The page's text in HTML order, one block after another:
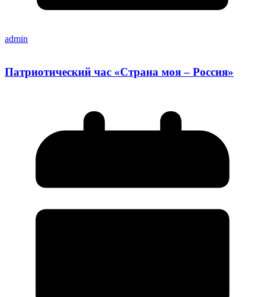
admin
Патриотический час «Страна моя – Россия»